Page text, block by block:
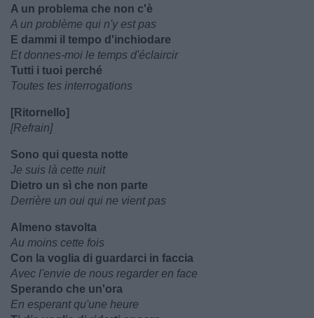
A un problema che non c'è
A un problème qui n'y est pas
E dammi il tempo d'inchiodare
Et donnes-moi le temps d'éclaircir
Tutti i tuoi perché
Toutes tes interrogations
[Ritornello]
[Refrain]
Sono qui questa notte
Je suis là cette nuit
Dietro un sì che non parte
Derrière un oui qui ne vient pas
Almeno stavolta
Au moins cette fois
Con la voglia di guardarci in faccia
Avec l'envie de nous regarder en face
Sperando che un'ora
En esperant qu'une heure